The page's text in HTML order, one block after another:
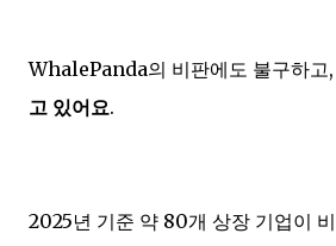
WhalePanda의 비판에도 불구하고,
고 있어요.
2025년 기준 약 80개 상장 기업이